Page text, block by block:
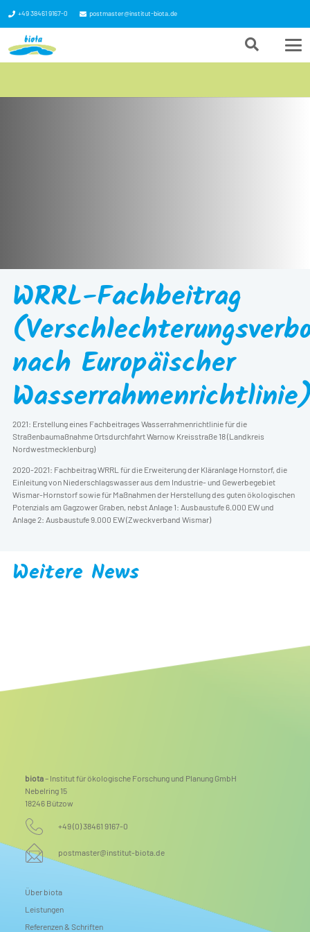
+49 38461 9167-0 postmaster@institut-biota.de
WRRL-Fachbeitrag
nach Europäischer
2021: Erstellung eines Fachbeitrages Wasserrahmenrichtlinie für die
Straßenbaumaßnahme Ortsdurchfahrt Warnow Kreisstraße 18 (Landkreis
Nordwestmecklenburg)
2020-2021: Fachbeitrag WRRL für die Erweiterung der Kläranlage Hornstorf, die
Einleitung von Niederschlagswasser aus dem Industrie- und Gewerbegebiet
Wismar-Hornstorf sowie für Maßnahmen der Herstellung des guten ökologischen
Potenzials am Gagzower Graben, nebst Anlage 1: Ausbaustufe 6.000 EW und
Anlage 2: Ausbaustufe 9.000 EW (Zweckverband Wismar)
Weitere News
biota– Institut für ökologische Forschung und Planung GmbH
Nebelring 15
18246 Bützow
+49 (0) 38461 9167-0
postmaster@institut-biota.de
Über biota
Leistungen
Referenzen & Schriften